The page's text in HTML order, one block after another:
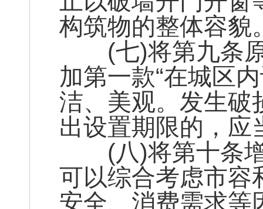
构筑物的整体容貌
(七)将第九条原
加第一款“在城区
洁、美观。发生破
出设置期限的，应
(八)将第十条增
可以综合考虑市容
安全、消费需求等